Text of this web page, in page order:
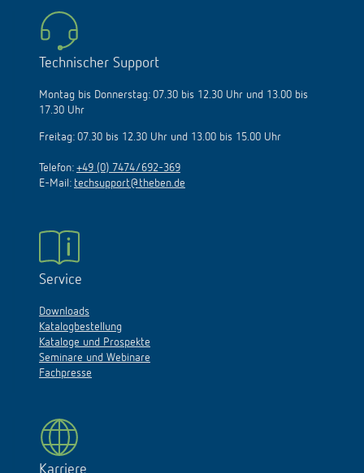
Technischer Support
Montag bis Donnerstag: 07.30 bis 12.30 Uhr und 13.00 bis
17.30 Uhr
Freitag: 07.30 bis 12.30 Uhr und 13.00 bis 15.00 Uhr
Telefon: +49 (0) 7474/692-369
E-Mail: techsupport@theben.de
Service
Downloads
Katalogbestellung
Kataloge und Prospekte
Seminare und Webinare
Fachpresse